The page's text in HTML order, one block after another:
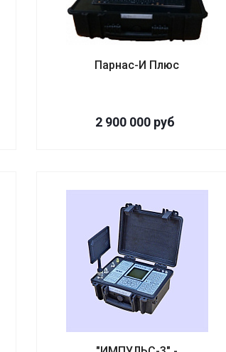
Парнас-И Плюс
2 900 000 руб